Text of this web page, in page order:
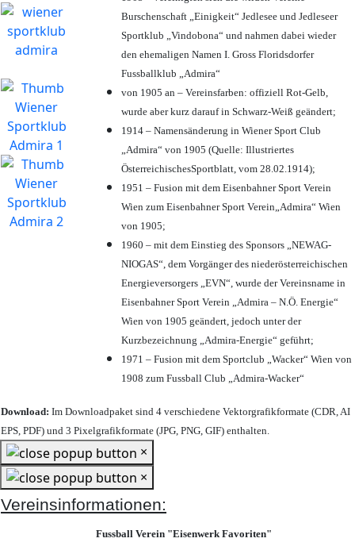
Burschenschaft „Einigkeit“ Jedlesee und Jedleseer
Sportklub „Vindobona“ und nahmen dabei wieder
den ehemaligen Namen I. Gross Floridsdorfer
Fussballklub „Admira“
von 1905 an – Vereinsfarben: offiziell Rot-Gelb,
wurde aber kurz darauf in Schwarz-Weiß geändert;
1914 – Namensänderung in Wiener Sport Club
„Admira“ von 1905 (Quelle: Illustriertes
ÖsterreichischesSportblatt, vom 28.02.1914);
1951 – Fusion mit dem Eisenbahner Sport Verein
Wien zum Eisenbahner Sport Verein„Admira“ Wien
von 1905;
1960 – mit dem Einstieg des Sponsors „NEWAG-
NIOGAS“, dem Vorgänger des niederösterreichischen
Energieversorgers „EVN“, wurde der Vereinsname in
Eisenbahner Sport Verein „Admira – N.Ö. Energie“
Wien von 1905 geändert, jedoch unter der
Kurzbezeichnung „Admira-Energie“ geführt;
1971 – Fusion mit dem Sportclub „Wacker“ Wien von
1908 zum Fussball Club „Admira-Wacker“
Download: Im Downloadpaket sind 4 verschiedene Vektorgrafikformate (CDR, AI
EPS, PDF) und 3 Pixelgrafikformate (JPG, PNG, GIF) enthalten.
×
×
Vereinsinformationen:
Fussball Verein "Eisenwerk Favoriten"